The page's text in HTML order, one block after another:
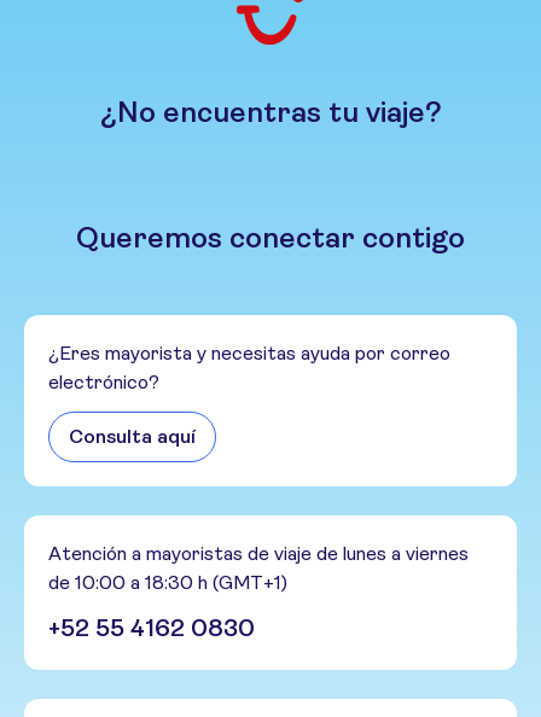
¿No encuentras tu viaje?
Queremos conectar contigo
¿Eres mayorista y necesitas ayuda por correo
electrónico?
Consulta aquí
Atención a mayoristas de viaje de lunes a viernes
de 10:00 a 18:30 h (GMT+1)
+52 55 4162 0830